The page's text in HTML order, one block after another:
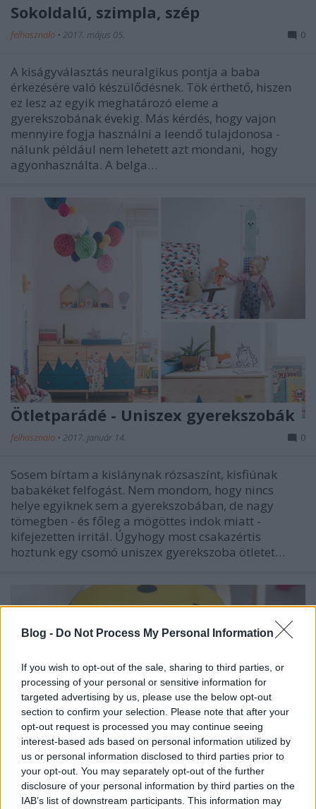
Blog - Do Not Process My Personal Information
If you wish to opt-out of the sale, sharing to third parties, or
processing of your personal or sensitive information for
targeted advertising by us, please use the below opt-out
section to confirm your selection. Please note that after your
opt-out request is processed you may continue seeing
interest-based ads based on personal information utilized by
us or personal information disclosed to third parties prior to
your opt-out. You may separately opt-out of the further
disclosure of your personal information by third parties on the
IAB’s list of downstream participants. This information may
Sokoldalú, szimpla, szép
felhasznalo • 2017. május 05. 0
A kiságyválasztás neuralgikus pontja a baba
érkezésére való készülődésnek. Tök érthető, hiszen
ez lesz az egyik meghatározó eleme a
gyerekszobának évekig. Más kérdés, hogy vajon
mennyire fogja használni a leendő tulajdonosa -
nálunk például nem lehetett azt mondani, hogy
agyonhasználta. A belga…
Ötletparádé - Uniszex gyerekszobák
felhasznalo • 2017. január 14. 0
Sosem bírtam a kislánynak rózsaszínt, kisfiúnak
babakéket felfogást. Nem mondom, hogy nincs
helye egyiknek sem a gyerekszobában, de nagy
tömegben - és főleg a mögöttes indok miatt -
kifejezetten irritál. Úgyhogy most csakazértis
hoztunk egy csomó uniszex gyerekszoba ötletet…
Ötletparádé - Hackeld meg az IKEA-t!